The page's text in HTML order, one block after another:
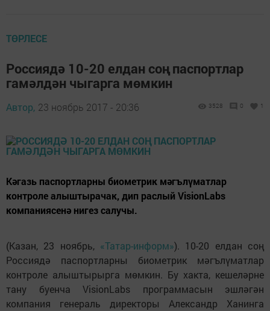
ТӨРЛЕСЕ
Россиядә 10-20 елдан соң паспортлар
гамәлдән чыгарга мөмкин
Автор, 23 ноябрь 2017 - 20:36 3528 0 1
Кәгазь паспортларны биометрик мәгълүматлар
контроле алыштырачак, дип раслый VisionLabs
компаниясенә нигез салучы.
(Казан, 23 ноябрь, «Татар-информ»). 10-20 елдан соң
Россиядә паспортларны биометрик мәгълүматлар
контроле алыштырырга мөмкин. Бу хакта, кешеләрне
тану буенча VisionLabs программасын эшләгән
компания генераль директоры Александр Ханинга